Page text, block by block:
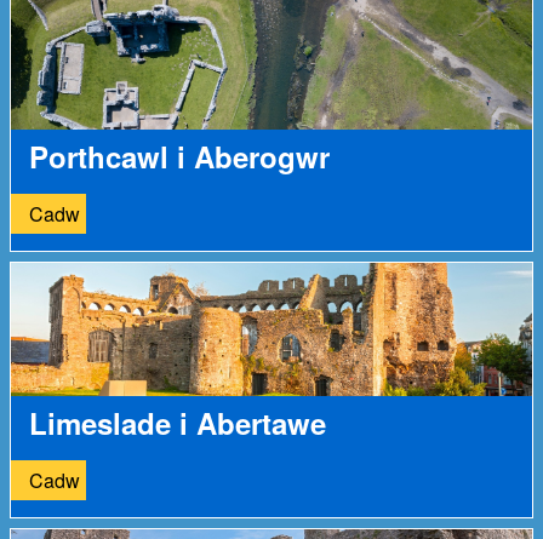
Porthcawl i Aberogwr
Cadw
Limeslade i Abertawe
Cadw